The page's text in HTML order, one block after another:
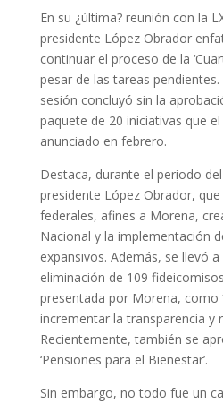
En su ¿última? reunión con la
presidente López Obrador
continuar el proceso de la
pesar de las tareas
sesión concluyó sin la
paquete de 20 iniciativas que
anunciado en febrero.
Destaca, durante el periodo
presidente López Obrador,
federales, afines a Morena,
Nacional y la implementación
expansivos. Además, se llevó
eliminación de 109
presentada por Morena, como
incrementar la transparencia y
Recientemente, también se
‘Pensiones para el Bienestar’.
Sin embargo, no todo fue un